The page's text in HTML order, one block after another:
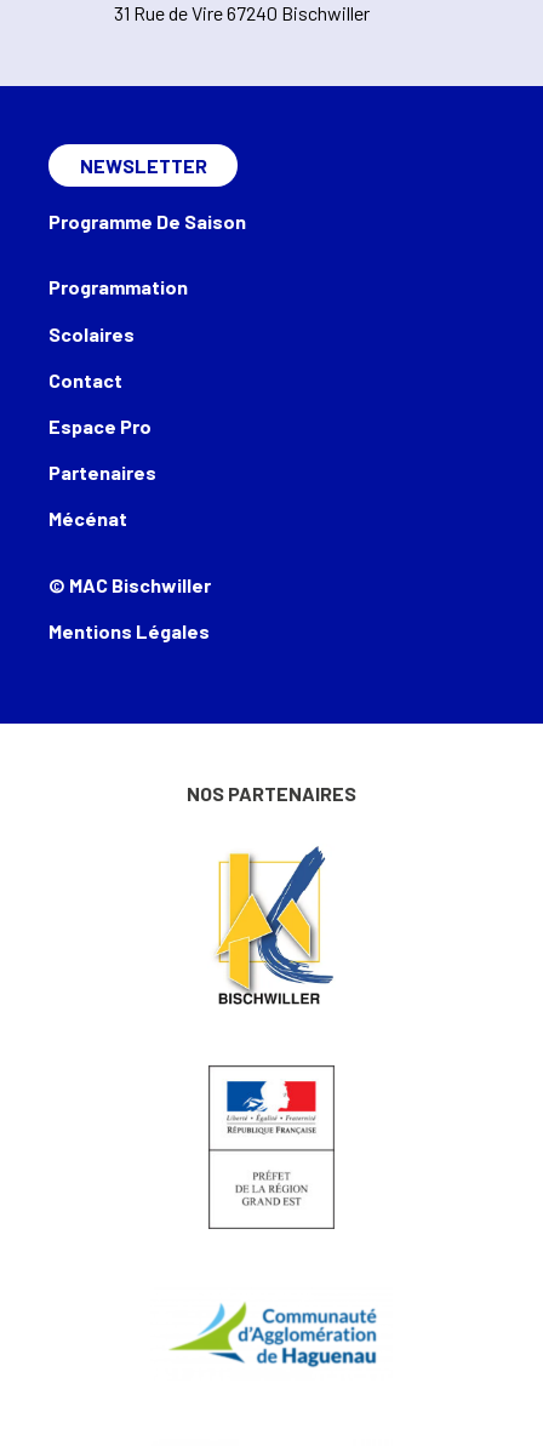
31 Rue de Vire 67240 Bischwiller
Programmation
Scolaires
Contact
Espace Pro
Partenaires
Mécénat
NEWSLETTER
Programme De Saison
© MAC Bischwiller
Mentions Légales
NOS PARTENAIRES